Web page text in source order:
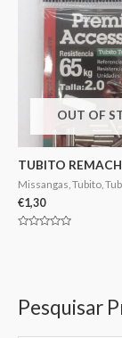
Pesquisar
OUT OF
TUBITO
Missangas, Tubito,
€1,30